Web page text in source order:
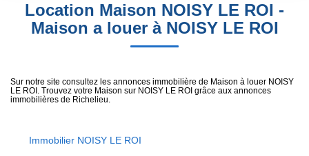
GESTION
EXTRANET
Sélectionnez...
Type de bien
Surface min
Créer une alerte
Location Maison NOISY LE ROI -
Maison a louer à NOISY LE ROI
Sur notre site consultez les annonces immobilière de Maison à louer NOISY
LE ROI. Trouvez votre Maison sur NOISY LE ROI grâce aux annonces
immobilières de Richelieu.
Immobilier NOISY LE ROI